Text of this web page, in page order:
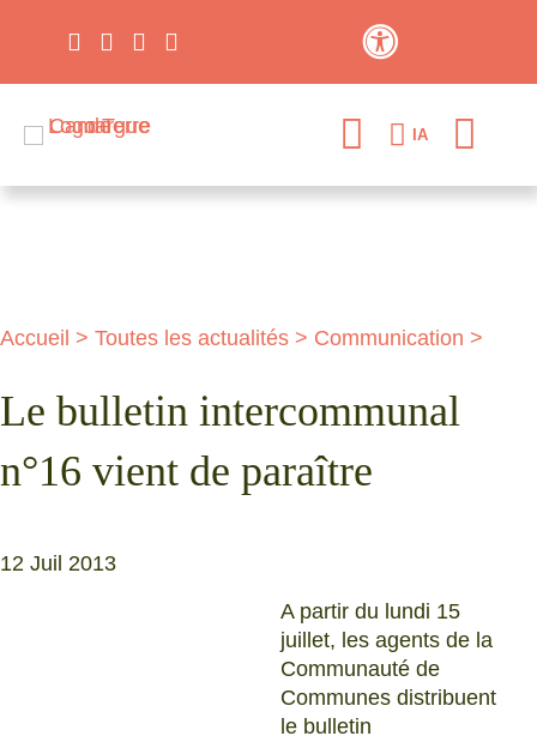
IA
Accueil > Toutes les actualités > Communication >
Le bulletin intercommunal
n°16 vient de paraître
12 Juil 2013
A partir du lundi 15
juillet, les agents de la
Communauté de
Communes distribuent
le bulletin